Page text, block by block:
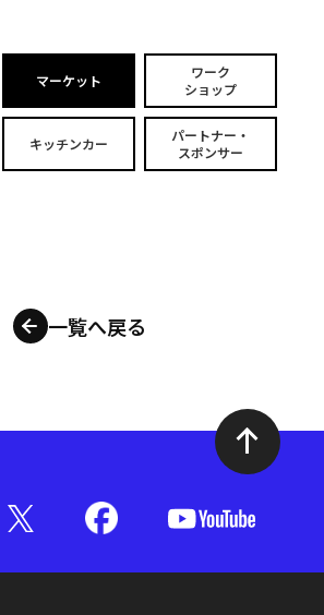
マーケット
ワーク
ショップ
キッチンカー
パートナー・
スポンサー
一覧へ戻る